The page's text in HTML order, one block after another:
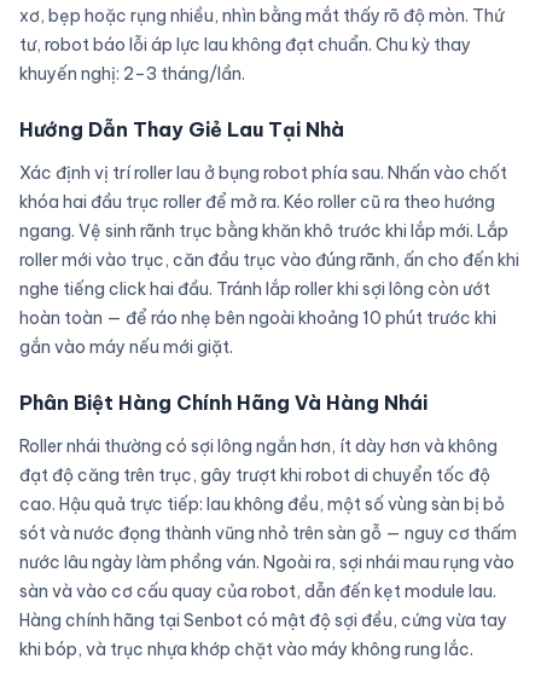
xơ, bẹp hoặc rụng nhiều, nhìn bằng mắt thấy rõ độ mòn. Thứ
tư, robot báo lỗi áp lực lau không đạt chuẩn. Chu kỳ thay
khuyến nghị: 2–3 tháng/lần.
Hướng Dẫn Thay Giẻ Lau Tại Nhà
Xác định vị trí roller lau ở bụng robot phía sau. Nhấn vào chốt
khóa hai đầu trục roller để mở ra. Kéo roller cũ ra theo hướng
ngang. Vệ sinh rãnh trục bằng khăn khô trước khi lắp mới. Lắp
roller mới vào trục, căn đầu trục vào đúng rãnh, ấn cho đến khi
nghe tiếng click hai đầu. Tránh lắp roller khi sợi lông còn ướt
hoàn toàn — để ráo nhẹ bên ngoài khoảng 10 phút trước khi
gắn vào máy nếu mới giặt.
Phân Biệt Hàng Chính Hãng Và Hàng Nhái
Roller nhái thường có sợi lông ngắn hơn, ít dày hơn và không
đạt độ căng trên trục, gây trượt khi robot di chuyển tốc độ
cao. Hậu quả trực tiếp: lau không đều, một số vùng sàn bị bỏ
sót và nước đọng thành vũng nhỏ trên sàn gỗ — nguy cơ thấm
nước lâu ngày làm phồng ván. Ngoài ra, sợi nhái mau rụng vào
sàn và vào cơ cấu quay của robot, dẫn đến kẹt module lau.
Hàng chính hãng tại Senbot có mật độ sợi đều, cứng vừa tay
khi bóp, và trục nhựa khớp chặt vào máy không rung lắc.